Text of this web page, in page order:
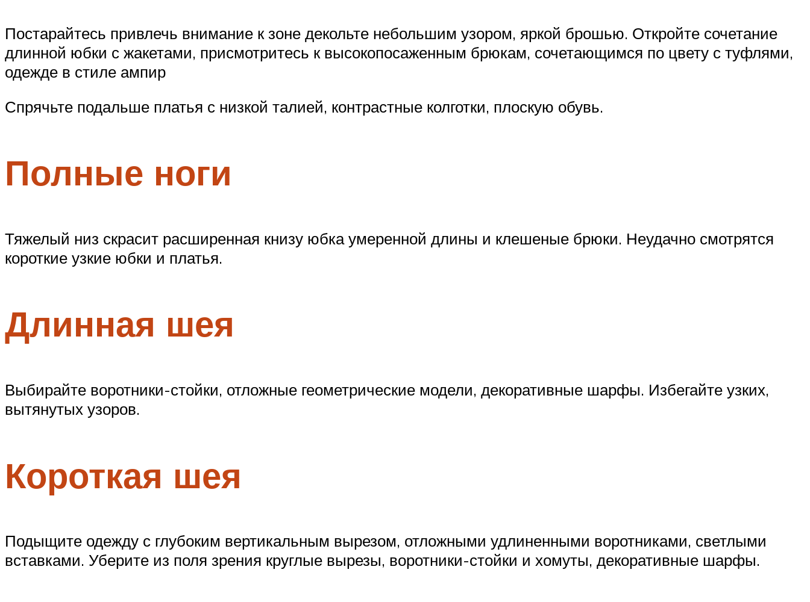
Постарайтесь привлечь внимание к зоне декольте небольшим узором, яркой брошью. Откройте сочетание
длинной юбки с жакетами, присмотритесь к высокопосаженным брюкам, сочетающимся по цвету с туфлями,
одежде в стиле ампир
Спрячьте подальше платья с низкой талией, контрастные колготки, плоскую обувь.
Полные ноги
Тяжелый низ скрасит расширенная книзу юбка умеренной длины и клешеные брюки. Неудачно смотрятся
короткие узкие юбки и платья.
Длинная шея
Выбирайте воротники-стойки, отложные геометрические модели, декоративные шарфы. Избегайте узких,
вытянутых узоров.
Короткая шея
Подыщите одежду с глубоким вертикальным вырезом, отложными удлиненными воротниками, светлыми
вставками. Уберите из поля зрения круглые вырезы, воротники-стойки и хомуты, декоративные шарфы.